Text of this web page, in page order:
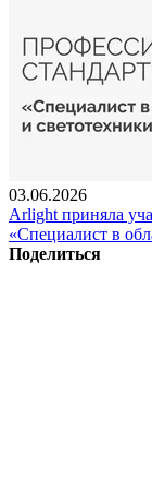
03.06.2026
Arlight приняла
«Специалист в
Поделиться